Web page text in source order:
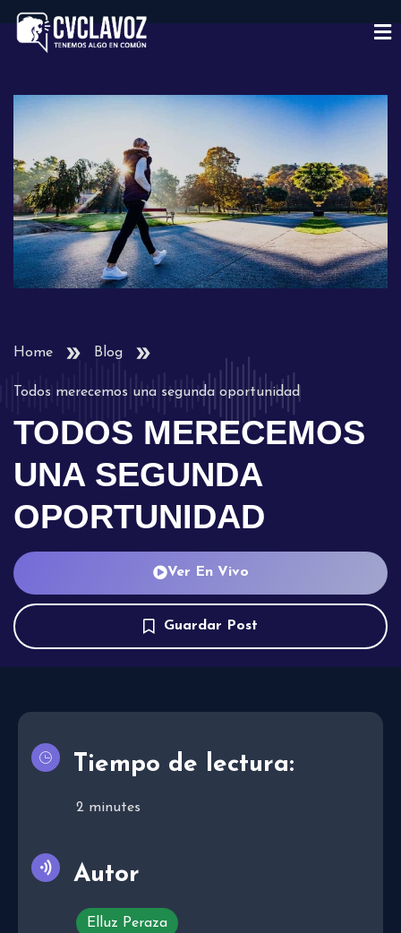
Home Blog
Todos merecemos una segunda oportunidad
TODOS MERECEMOS
UNA SEGUNDA
OPORTUNIDAD
Ver En Vivo
Guardar Post
Tiempo de lectura:
2 minutes
Autor
Elluz Peraza